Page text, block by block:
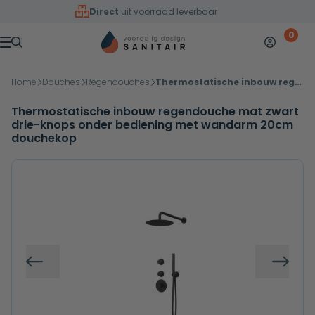
Overslaan naar inhoud
Direct uit voorraad leverbaar
Menu
Mijn 0
Home Douches Regendouches Thermostatische inbouw regendouche mat zwart drie-knops onder bediening met wandarm 20cm douchekop
Thermostatische inbouw regendouche mat zwart
drie-knops onder bediening met wandarm 20cm
douchekop
Vorige